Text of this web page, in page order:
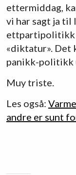
ettermiddag,
vi har sagt ja til
ettpartipolitikk
«diktatur». Det
panikk-politikk
Muy triste.
Les også:
andre er sunt